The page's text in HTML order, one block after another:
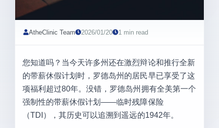
AtheClinic Team 2026/01/20 1 min read
您知道吗？当今天许多州还在激烈辩论和推行全新
的带薪休假计划时，罗德岛州的居民早已享受了这
项福利超过80年。没错，罗德岛州拥有全美第一个
强制性的带薪休假计划——临时残障保险
（TDI），其历史可以追溯到遥远的1942年。